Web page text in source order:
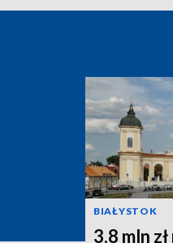
BIAŁYSTOK
3,8 mln